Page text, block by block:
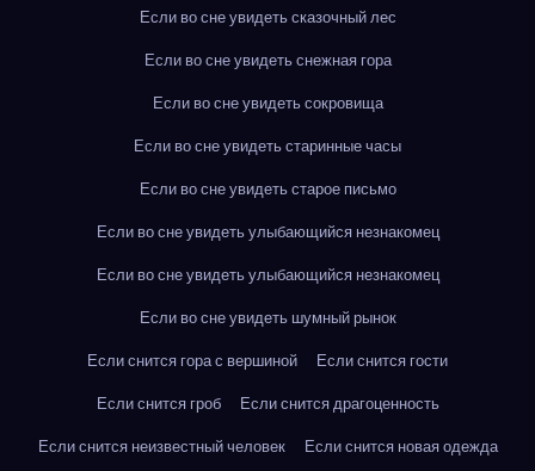
Если во сне увидеть сказочный лес
Если во сне увидеть снежная гора
Если во сне увидеть сокровища
Если во сне увидеть старинные часы
Если во сне увидеть старое письмо
Если во сне увидеть улыбающийся незнакомец
Если во сне увидеть улыбающийся незнакомец
Если во сне увидеть шумный рынок
Если снится гора с вершиной
Если снится гости
Если снится гроб
Если снится драгоценность
Если снится неизвестный человек
Если снится новая одежда